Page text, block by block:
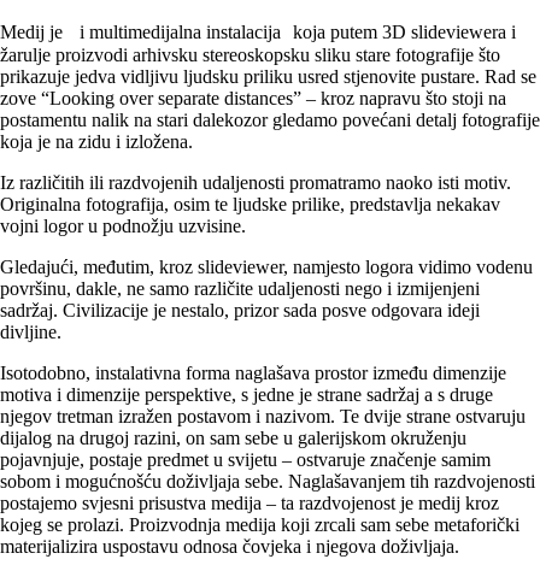
Medij je i multimedijalna instalacija koja putem 3D slideviewera i
žarulje proizvodi arhivsku stereoskopsku sliku stare fotografije što
prikazuje jedva vidljivu ljudsku priliku usred stjenovite pustare. Rad se
zove “Looking over separate distances” – kroz napravu što stoji na
postamentu nalik na stari dalekozor gledamo povećani detalj fotografije
koja je na zidu i izložena.
Iz različitih ili razdvojenih udaljenosti promatramo naoko isti motiv.
Originalna fotografija, osim te ljudske prilike, predstavlja nekakav
vojni logor u podnožju uzvisine.
Gledajući, međutim, kroz slideviewer, namjesto logora vidimo vodenu
površinu, dakle, ne samo različite udaljenosti nego i izmijenjeni
sadržaj. Civilizacije je nestalo, prizor sada posve odgovara ideji
divljine.
Isotodobno, instalativna forma naglašava prostor između dimenzije
motiva i dimenzije perspektive, s jedne je strane sadržaj a s druge
njegov tretman izražen postavom i nazivom. Te dvije strane ostvaruju
dijalog na drugoj razini, on sam sebe u galerijskom okruženju
pojavnjuje, postaje predmet u svijetu – ostvaruje značenje samim
sobom i mogućnošću doživljaja sebe. Naglašavanjem tih razdvojenosti
postajemo svjesni prisustva medija – ta razdvojenost je medij kroz
kojeg se prolazi. Proizvodnja medija koji zrcali sam sebe metaforički
materijalizira uspostavu odnosa čovjeka i njegova doživljaja.